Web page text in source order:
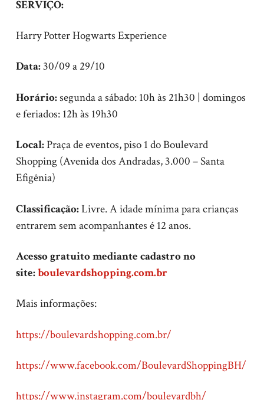
SERVIÇO:
Harry Potter Hogwarts Experience
Data:30/09 a 29/10
Horário:segunda a sábado: 10h às 21h30 | domingos
e feriados: 12h às 19h30
Local:Praça de eventos, piso 1 do Boulevard
Shopping (Avenida dos Andradas, 3.000 – Santa
Efigênia)
Classificação:Livre. A idade mínima para crianças
entrarem sem acompanhantes é 12 anos.
Acesso gratuitomediante cadastro no
site:boulevardshopping.com.br
Mais informações:
https://boulevardshopping.com.br/
https://www.facebook.com/BoulevardShoppingBH/
https://www.instagram.com/boulevardbh/